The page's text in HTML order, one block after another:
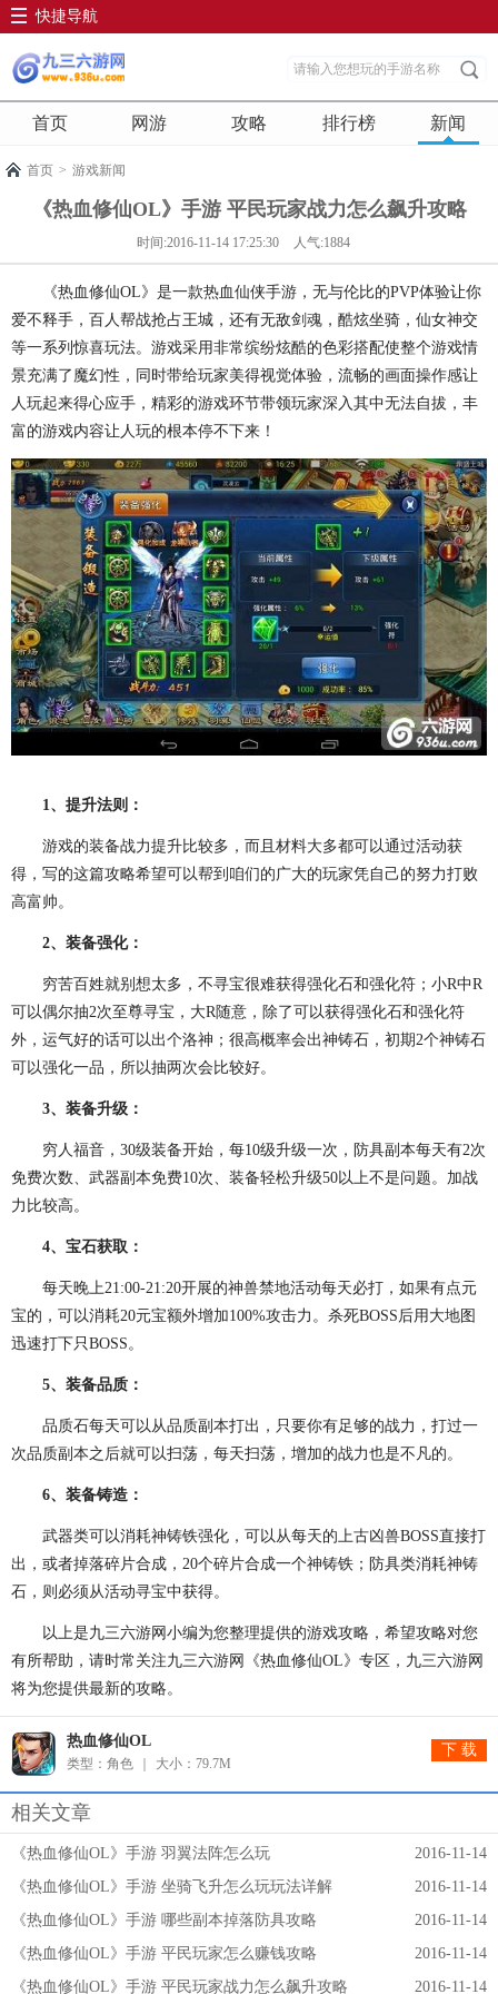
快捷导航
首页 网游 攻略 排行榜 新闻
首页 > 游戏新闻
《热血修仙OL》手游 平民玩家战力怎么飙升攻略
时间:2016-11-14 17:25:30 人气:1884
《热血修仙OL》是一款热血仙侠手游，无与伦比的PVP体验让你
爱不释手，百人帮战抢占王城，还有无敌剑魂，酷炫坐骑，仙女神交
等一系列惊喜玩法。游戏采用非常缤纷炫酷的色彩搭配使整个游戏情
景充满了魔幻性，同时带给玩家美得视觉体验，流畅的画面操作感让
人玩起来得心应手，精彩的游戏环节带领玩家深入其中无法自拔，丰
富的游戏内容让人玩的根本停不下来！
1、提升法则：
游戏的装备战力提升比较多，而且材料大多都可以通过活动获
得，写的这篇攻略希望可以帮到咱们的广大的玩家凭自己的努力打败
高富帅。
2、装备强化：
穷苦百姓就别想太多，不寻宝很难获得强化石和强化符；小R中R
可以偶尔抽2次至尊寻宝，大R随意，除了可以获得强化石和强化符
外，运气好的话可以出个洛神；很高概率会出神铸石，初期2个神铸石
可以强化一品，所以抽两次会比较好。
3、装备升级：
穷人福音，30级装备开始，每10级升级一次，防具副本每天有2次
免费次数、武器副本免费10次、装备轻松升级50以上不是问题。加战
力比较高。
4、宝石获取：
每天晚上21:00-21:20开展的神兽禁地活动每天必打，如果有点元
宝的，可以消耗20元宝额外增加100%攻击力。杀死BOSS后用大地图
迅速打下只BOSS。
5、装备品质：
品质石每天可以从品质副本打出，只要你有足够的战力，打过一
次品质副本之后就可以扫荡，每天扫荡，增加的战力也是不凡的。
6、装备铸造：
武器类可以消耗神铸铁强化，可以从每天的上古凶兽BOSS直接打
出，或者掉落碎片合成，20个碎片合成一个神铸铁；防具类消耗神铸
石，则必须从活动寻宝中获得。
以上是九三六游网小编为您整理提供的游戏攻略，希望攻略对您
有所帮助，请时常关注九三六游网《热血修仙OL》专区，九三六游网
将为您提供最新的攻略。
下 载
热血修仙OL
类型：角色 大小：79.7M
相关文章
2016-11-14
《热血修仙OL》手游 羽翼法阵怎么玩
2016-11-14
《热血修仙OL》手游 坐骑飞升怎么玩玩法详解
2016-11-14
《热血修仙OL》手游 哪些副本掉落防具攻略
2016-11-14
《热血修仙OL》手游 平民玩家怎么赚钱攻略
2016-11-14
《热血修仙OL》手游 平民玩家战力怎么飙升攻略